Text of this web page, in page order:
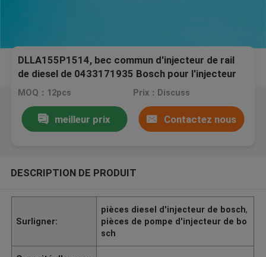
DLLA155P1514, bec commun d'injecteur de rail
de diesel de 0433171935 Bosch pour l'injecteur
0445110249 pour MAZDA
MOQ：12pcs Prix：Discuss
meilleur prix Contactez nous
DESCRIPTION DE PRODUIT
Surligner:
pièces diesel d'injecteur de bosch,
pièces de pompe d'injecteur de bo
sch